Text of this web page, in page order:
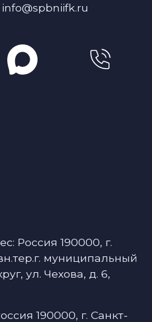
Россия 190000, г.
муниципальный
ул. Чехова, д. 6,
190000, г. Санкт-